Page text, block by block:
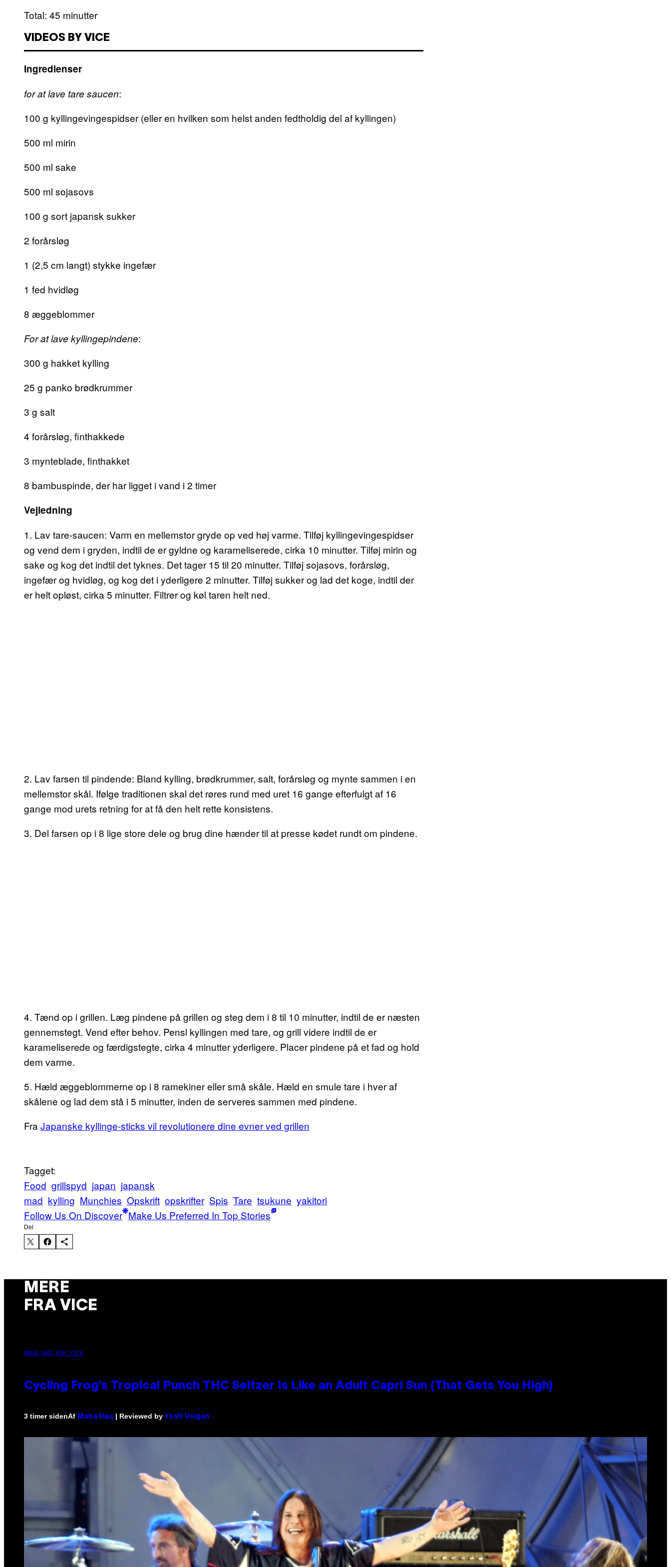
Total: 45 minutter
VIDEOS BY VICE
Ingredienser
for at lave tare saucen:
100 g kyllingevingespidser (eller en hvilken som helst anden fedtholdig del af kyllingen)
500 ml mirin
500 ml sake
500 ml sojasovs
100 g sort japansk sukker
2 forårsløg
1 (2,5 cm langt) stykke ingefær
1 fed hvidløg
8 æggeblommer
For at lave kyllingepindene:
300 g hakket kylling
25 g panko brødkrummer
3 g salt
4 forårsløg, finthakkede
3 mynteblade, finthakket
8 bambuspinde, der har ligget i vand i 2 timer
Vejledning
1. Lav tare-saucen: Varm en mellemstor gryde op ved høj varme. Tilføj kyllingevingespidser
og vend dem i gryden, indtil de er gyldne og karameliserede, cirka 10 minutter. Tilføj mirin og
sake og kog det indtil det tyknes. Det tager 15 til 20 minutter. Tilføj sojasovs, forårsløg,
ingefær og hvidløg, og kog det i yderligere 2 minutter. Tilføj sukker og lad det koge, indtil der
er helt opløst, cirka 5 minutter. Filtrer og køl taren helt ned.
2. Lav farsen til pindende: Bland kylling, brødkrummer, salt, forårsløg og mynte sammen i en
mellemstor skål. Ifølge traditionen skal det røres rund med uret 16 gange efterfulgt af 16
gange mod urets retning for at få den helt rette konsistens.
3. Del farsen op i 8 lige store dele og brug dine hænder til at presse kødet rundt om pindene.
4. Tænd op i grillen. Læg pindene på grillen og steg dem i 8 til 10 minutter, indtil de er næsten
gennemstegt. Vend efter behov. Pensl kyllingen med tare, og grill videre indtil de er
karameliserede og færdigstegte, cirka 4 minutter yderligere. Placer pindene på et fad og hold
dem varme.
5. Hæld æggeblommerne op i 8 ramekiner eller små skåle. Hæld en smule tare i hver af
skålene og lad dem stå i 5 minutter, inden de serveres sammen med pindene.
Fra Japanske kyllinge-sticks vil revolutionere dine evner ved grillen
Tagget:
Food grillspyd japan japansk
mad kylling Munchies Opskrift opskrifter Spis Tare tsukune yakitori
Follow Us On Discover Make Us Preferred In Top Stories
Del
MERE
FRA VICE
MAHA HAQ FOR VICE
Cycling Frog’s Tropical Punch THC Seltzer Is Like an Adult Capri Sun (That Gets You High)
3 timer sidenAf Maha Haq | Reviewed by Ysolt Usigan